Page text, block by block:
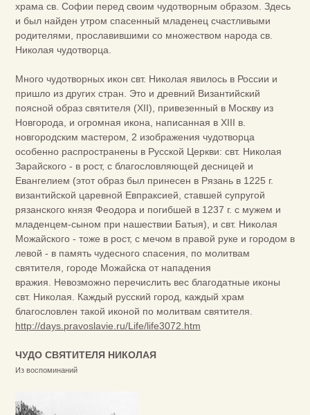
храма св. Софии перед своим чудотворным образом. Здесь
и был найден утром спасенный младенец счастливыми
родителями, прославившими со множеством народа св.
Николая чудотворца.
Много чудотворных икон свт. Николая явилось в России и
пришло из других стран. Это и древний Византийский
поясной образ святителя (XII), привезенный в Москву из
Новгорода, и огромная икона, написанная в XIII в.
новгородским мастером, 2 изображения чудотворца
особенно распространены в Русской Церкви: свт. Николая
Зарайского - в рост, с благословляющей десницей и
Евангелием (этот образ был принесен в Рязань в 1225 г.
византийской царевной Евпраксией, ставшей супругой
рязанского князя Феодора и погибшей в 1237 г. с мужем и
младенцем-сыном при нашествии Батыя), и свт. Николая
Можайского - тоже в рост, с мечом в правой руке и городом в
левой - в память чудесного спасения, по молитвам
святителя, городе Можайска от нападения
вражия. Невозможно перечислить вес благодатные иконы
свт. Николая. Каждый русский город, каждый храм
благословлен такой иконой по молитвам святителя.
http://days.pravoslavie.ru/Life/life3072.htm
ЧУДО СВЯТИТЕЛЯ НИКОЛАЯ
Из воспоминаний